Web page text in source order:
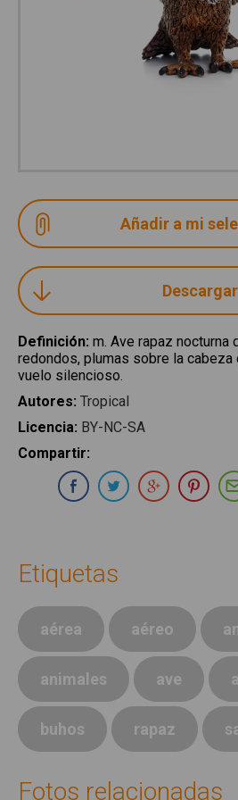
Descargar
Definición: m. Ave rapaz nocturna
redondos, plumas sobre la cabeza
vuelo silencioso.
Autores: Tropical
Licencia: BY-NC-SA
Compartir:
Compartir en Whatsapp
Compartir en
Compartir
Etiquetas
aérea aéreo
animales ave
buhos rapaz
Fotos relacionadas